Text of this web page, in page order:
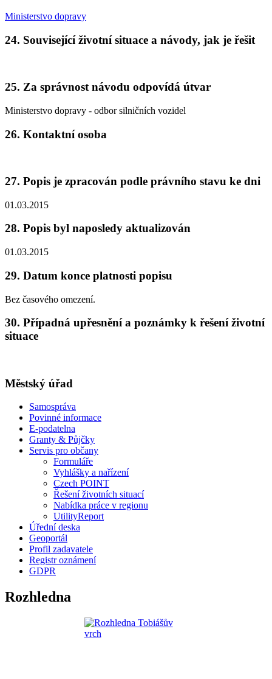
Ministerstvo dopravy
24. Související životní situace a návody, jak je řešit
25. Za správnost návodu odpovídá útvar
Ministerstvo dopravy - odbor silničních vozidel
26. Kontaktní osoba
27. Popis je zpracován podle právního stavu ke dni
01.03.2015
28. Popis byl naposledy aktualizován
01.03.2015
29. Datum konce platnosti popisu
Bez časového omezení.
30. Případná upřesnění a poznámky k řešení životní
situace
Městský úřad
Samospráva
Povinné informace
E-podatelna
Granty & Půjčky
Servis pro občany
Formuláře
Vyhlášky a nařízení
Czech POINT
Řešení životních situací
Nabídka práce v regionu
UtilityReport
Úřední deska
Geoportál
Profil zadavatele
Registr oznámení
GDPR
Rozhledna